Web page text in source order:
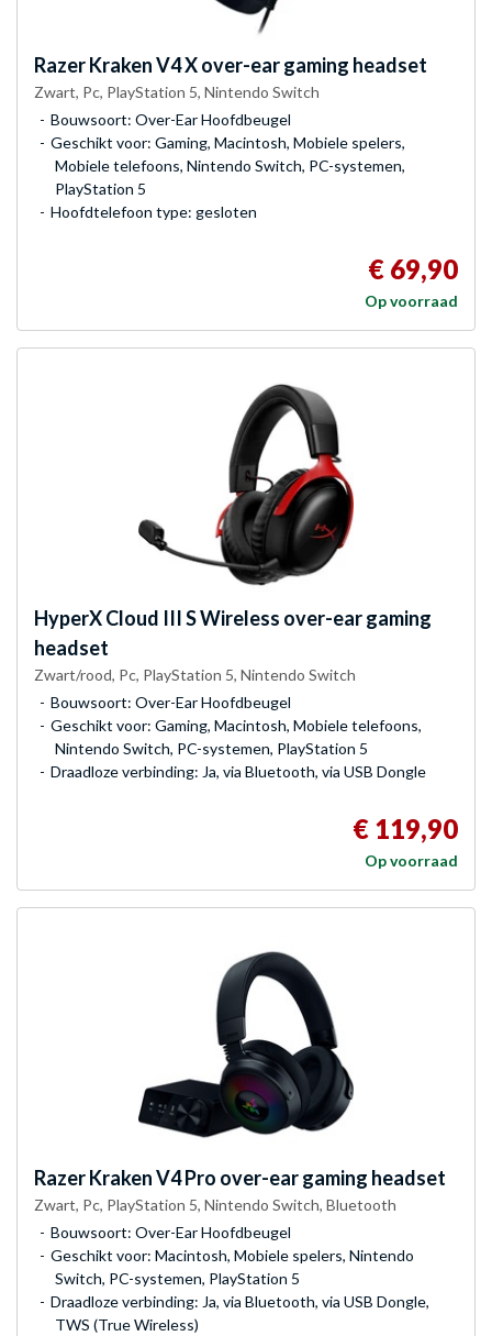
RazerKraken V4 X over-ear gaming headset
Zwart, Pc, PlayStation 5, Nintendo Switch
Bouwsoort: Over-Ear Hoofdbeugel
Geschikt voor: Gaming, Macintosh, Mobiele spelers,
Mobiele telefoons, Nintendo Switch, PC-systemen,
PlayStation 5
Hoofdtelefoon type: gesloten
€ 69,90
Op voorraad
HyperXCloud III S Wireless over-ear gaming
headset
Zwart/rood, Pc, PlayStation 5, Nintendo Switch
Bouwsoort: Over-Ear Hoofdbeugel
Geschikt voor: Gaming, Macintosh, Mobiele telefoons,
Nintendo Switch, PC-systemen, PlayStation 5
Draadloze verbinding: Ja, via Bluetooth, via USB Dongle
€ 119,90
Op voorraad
RazerKraken V4 Pro over-ear gaming headset
Zwart, Pc, PlayStation 5, Nintendo Switch, Bluetooth
Bouwsoort: Over-Ear Hoofdbeugel
Geschikt voor: Macintosh, Mobiele spelers, Nintendo
Switch, PC-systemen, PlayStation 5
Draadloze verbinding: Ja, via Bluetooth, via USB Dongle,
TWS (True Wireless)